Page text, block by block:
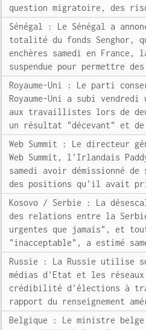
question migratoire, des
Sénégal : Le Sénégal a
totalité du fonds Senghor,
enchères samedi en France,
suspendue pour permettre
Royaume-Uni : Le parti
Royaume-Uni a subi
aux travaillistes lors de
un résultat "décevant" et de
Web Summit : Le directeur
Web Summit, l'Irlandais Paddy
samedi avoir démissionné
des positions qu'il avait
Kosovo / Serbie : La
des relations entre la
urgentes que jamais", et
"inacceptable", a estimé
Russie : La Russie utilise
médias d'Etat et les
crédibilité d'élections à
rapport du renseignement
Belgique : Le ministre